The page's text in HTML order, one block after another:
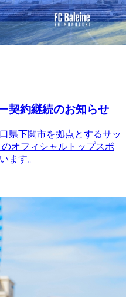
契約継続のお知らせ
県下関市を拠点とするサッ
オフィシャルトップスポ
ます。